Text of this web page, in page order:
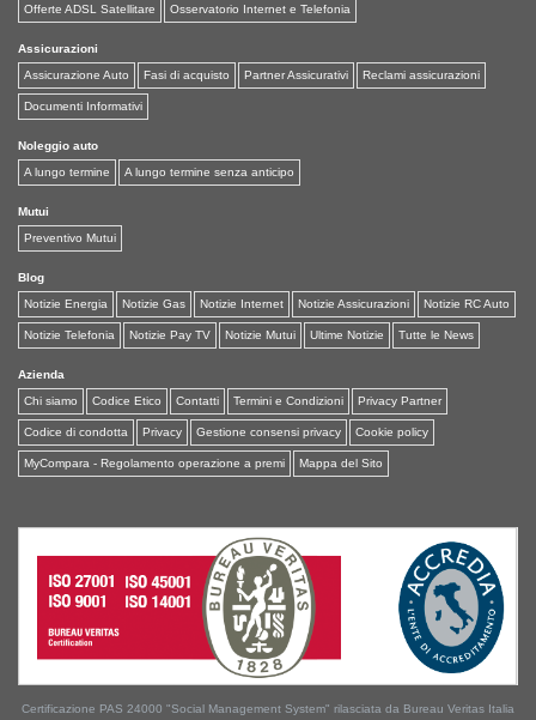
Offerte ADSL Satellitare Osservatorio Internet e Telefonia
Assicurazioni
Assicurazione Auto
Fasi di acquisto Partner Assicurativi Reclami assicurazioni
Documenti Informativi
Noleggio auto
A lungo termine
A lungo termine senza anticipo
Mutui
Preventivo Mutui
Blog
Notizie Energia
Notizie Gas Notizie Internet Notizie Assicurazioni Notizie RC Auto
Notizie Telefonia Notizie Pay TV Notizie Mutui Ultime Notizie Tutte le News
Azienda
Chi siamo
Codice Etico Contatti Termini e Condizioni Privacy Partner
Codice di condotta Privacy Gestione consensi privacy Cookie policy
MyCompara - Regolamento operazione a premi Mappa del Sito
Certificazione PAS 24000 "Social Management System" rilasciata da Bureau Veritas Italia